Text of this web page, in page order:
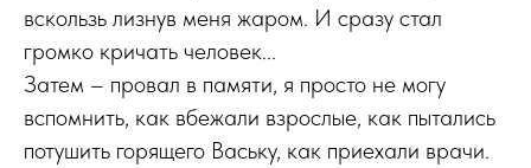
вскользь лизнув меня жаром. И сразу стал
громко кричать человек...
Затем – провал в памяти, я просто не могу
вспомнить, как вбежали взрослые, как пытались
потушить горящего Ваську, как приехали врачи.